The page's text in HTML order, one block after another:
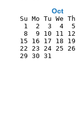
Oct
Su Mo Tu We
1  2  3  4
8  9 10 11
15 16 17 18
22 23 24 25
29 30 31